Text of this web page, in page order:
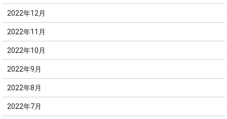
2022年12月
2022年11月
2022年10月
2022年9月
2022年8月
2022年7月